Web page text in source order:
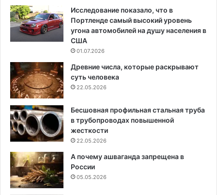
Исследование показало, что в
Портленде самый высокий уровень
угона автомобилей на душу населения в
США
01.07.2026
Древние числа, которые раскрывают
суть человека
22.05.2026
Бесшовная профильная стальная труба
в трубопроводах повышенной
жесткости
22.05.2026
А почему ашваганда запрещена в
России
05.05.2026